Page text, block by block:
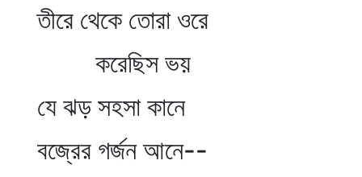
তীরে থেকে তোরা ওরে
করেছিস ভয়
যে ঝড় সহসা কানে
বজ্রের গর্জন আনে--